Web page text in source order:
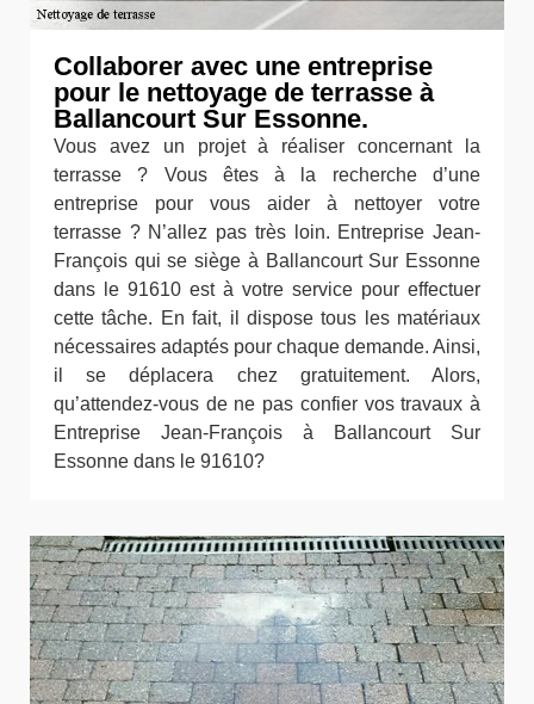
Collaborer avec une entreprise
pour le nettoyage de terrasse à
Ballancourt Sur Essonne.
Vous avez un projet à réaliser concernant la
terrasse ? Vous êtes à la recherche d’une
entreprise pour vous aider à nettoyer votre
terrasse ? N’allez pas très loin. Entreprise Jean-
François qui se siège à Ballancourt Sur Essonne
dans le 91610 est à votre service pour effectuer
cette tâche. En fait, il dispose tous les matériaux
nécessaires adaptés pour chaque demande. Ainsi,
il se déplacera chez gratuitement. Alors,
qu’attendez-vous de ne pas confier vos travaux à
Entreprise Jean-François à Ballancourt Sur
Essonne dans le 91610?